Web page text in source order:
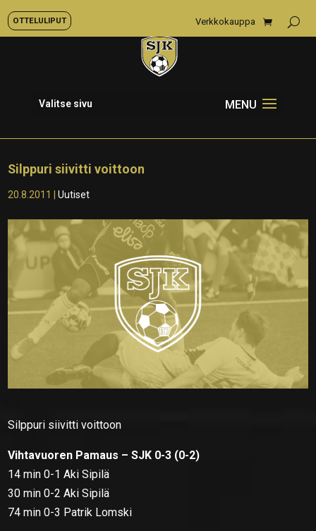
OTTELULIPUT Verkkokauppa
Valitse sivu
Silppuri siivitti voittoon
20.8.2011 |Uutiset
Silppuri siivitti voittoon
Vihtavuoren Pamaus – SJK 0-3 (0-2)
14 min 0-1 Aki Sipilä
30 min 0-2 Aki Sipilä
74 min 0-3 Patrik Lomski